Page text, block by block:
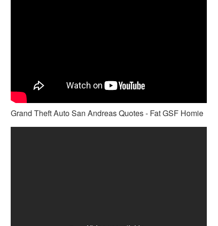
Grand Theft Auto San Andreas Quotes - Fat GSF Homie